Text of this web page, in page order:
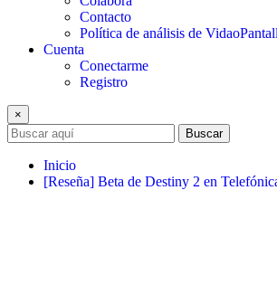
Contacto
Política de análisis de
Cuenta
Conectarme
Registro
×
Buscar
Inicio
[Reseña] Beta de Destiny 2 en